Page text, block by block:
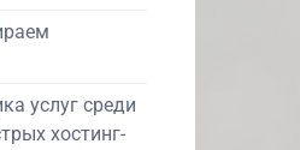
услуг среди
хостинг-